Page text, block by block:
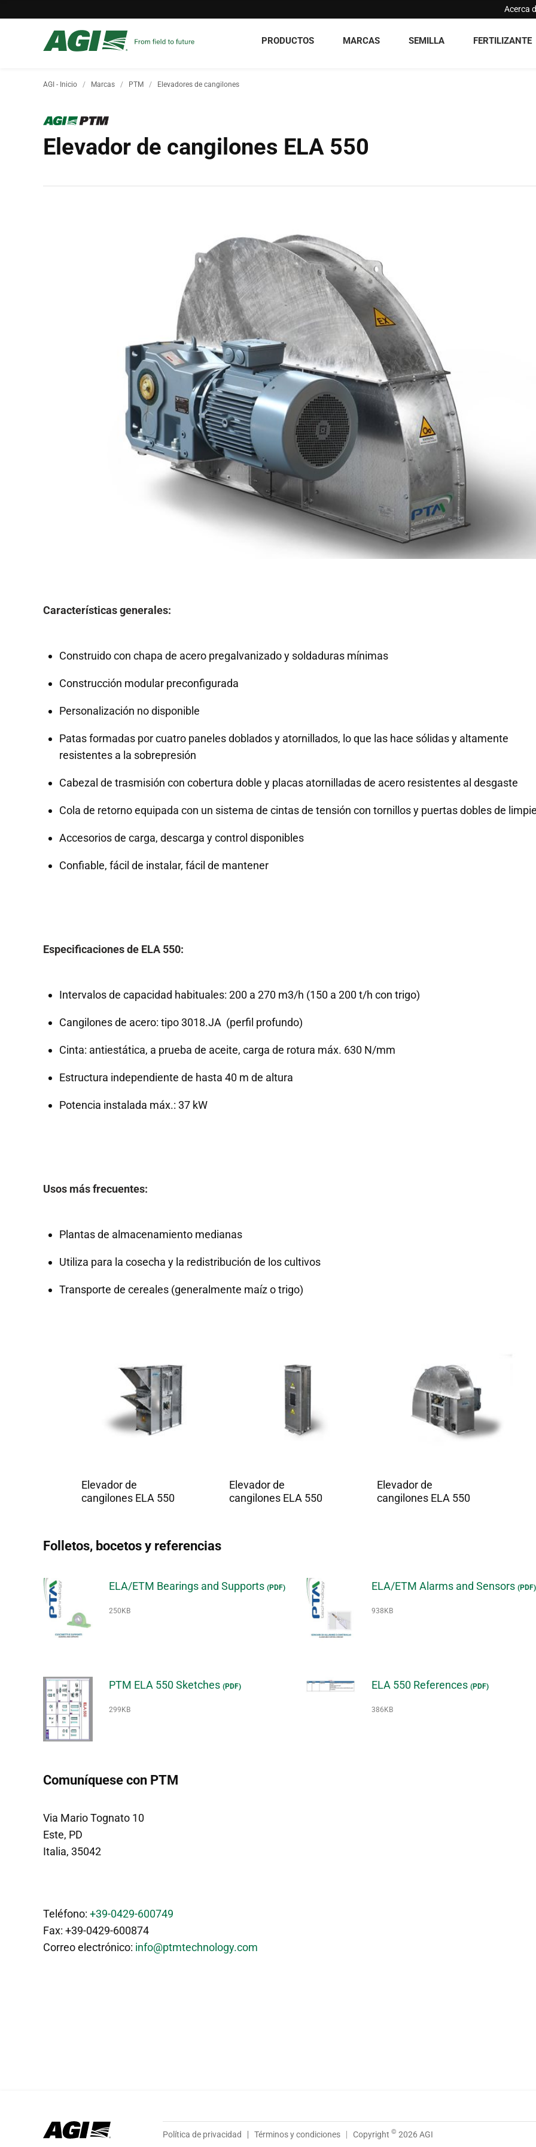
Acerca
PRODUCTOS MARCAS SEMILLA FERTILIZANTE
AGI - Inicio Marcas PTM Elevadores de cangilones
Elevador de cangilones ELA 550
Características generales:
Construido con chapa de acero pregalvanizado y soldaduras mínimas
Construcción modular preconfigurada
Personalización no disponible
Patas formadas por cuatro paneles doblados y atornillados, lo que las hace sólidas y altamente
resistentes a la sobrepresión
Cabezal de trasmisión con cobertura doble y placas atornilladas de acero resistentes al desgaste
Cola de retorno equipada con un sistema de cintas de tensión con tornillos y puertas dobles de
Accesorios de carga, descarga y control disponibles
Confiable, fácil de instalar, fácil de mantener
Especificaciones de ELA 550:
Intervalos de capacidad habituales: 200 a 270 m3/h (150 a 200 t/h con trigo)
Cangilones de acero: tipo 3018.JA (perfil profundo)
Cinta: antiestática, a prueba de aceite, carga de rotura máx. 630 N/mm
Estructura independiente de hasta 40 m de altura
Potencia instalada máx.: 37 kW
Usos más frecuentes:
Plantas de almacenamiento medianas
Utiliza para la cosecha y la redistribución de los cultivos
Transporte de cereales (generalmente maíz o trigo)
Elevador de
cangilones ELA 550
Elevador de
cangilones ELA 550
Elevador de
cangilones ELA 550
Folletos, bocetos y referencias
ELA/ETM Bearings and Supports (PDF)
250KB
ELA/ETM Alarms and Sensors(PDF)
938KB
PTM ELA 550 Sketches (PDF)
299KB
ELA 550 References(PDF)
386KB
Comuníquese con PTM
Via Mario Tognato 10
Este, PD
Italia, 35042
Teléfono: +39-0429-600749
Fax: +39-0429-600874
Correo electrónico: info@ptmtechnology.com
Política de privacidad Términos y condiciones Copyright © 2026 AGI